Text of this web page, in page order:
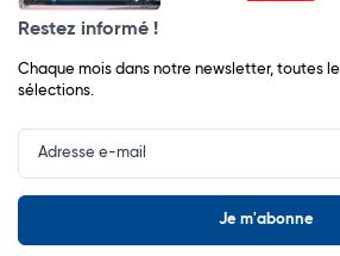
Restez informé !
Chaque mois dans notre newsletter, toutes
sélections.
Input
Newsletter